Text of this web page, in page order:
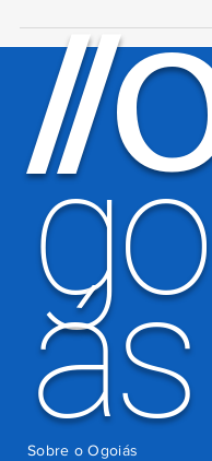
//
ás
Sobre o Ogoiás